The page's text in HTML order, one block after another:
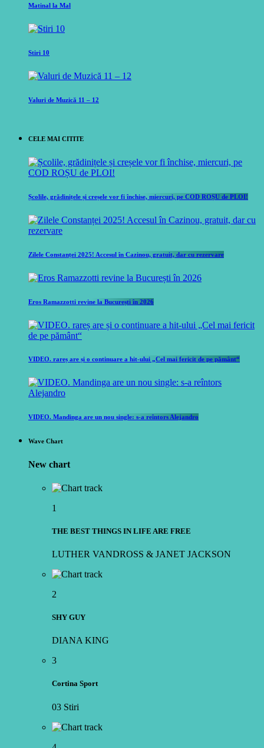
Matinal la Mal
Stiri 10
Valuri de Muzică 11 – 12
CELE MAI CITITE
Școlile, grădinițele și creșele vor fi închise, miercuri, pe COD ROȘU de PLOI!
Zilele Constanței 2025! Accesul în Cazinou, gratuit, dar cu rezervare
Eros Ramazzotti revine la București în 2026
VIDEO. rareș are și o continuare a hit-ului „Cel mai fericit de pe pământ“
VIDEO. Mandinga are un nou single: s-a reîntors Alejandro
Wave Chart
New chart
1
THE BEST THINGS IN LIFE ARE FREE
LUTHER VANDROSS & JANET JACKSON
2
SHY GUY
DIANA KING
3
Cortina Sport
03 Stiri